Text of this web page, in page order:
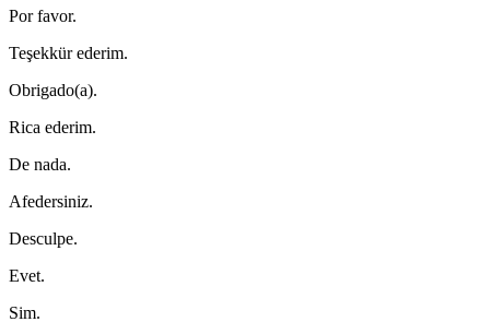
Por favor.
Teşekkür ederim.
Obrigado(a).
Rica ederim.
De nada.
Afedersiniz.
Desculpe.
Evet.
Sim.